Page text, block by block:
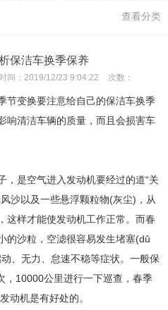
查看分类
保洁车换季保养
时间： 2019/12/23 9:04:22 次数：
节变换要注意给自己的保洁车换季
响清洁车辆的质量，而且会损害车
，是空气进入发动机要经过的道“关
沙以及一些悬浮颗粒物(灰尘)，从
这样才能使发动机工作正常。而春
的沙粒，空滤很容易发生堵塞(dǔ
、无力、怠速不稳等症状。一般保
，10000公里进行一下巡查，春季
动机是有好处的。